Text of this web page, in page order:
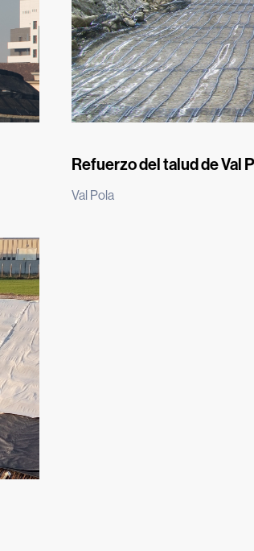
Refuerzo del talud de Val
Val Pola